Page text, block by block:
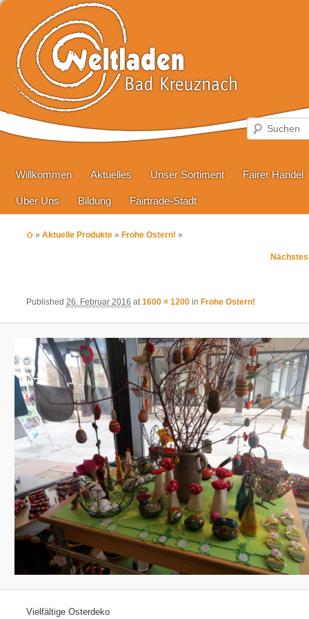
Hauptmenü
Zum primären Inhalt springen
Zum sekundären Inhalt springen
Willkommen Aktuelles Unser Sortiment Fairer Handel
Über Uns Bildung Fairtrade-Stadt
» Aktuelle Produkte » Frohe Ostern! »
Bilder-
Published 26. Februar 2016 at 1600 × 1200 in Frohe Ostern!
Vielfältige Osterdeko